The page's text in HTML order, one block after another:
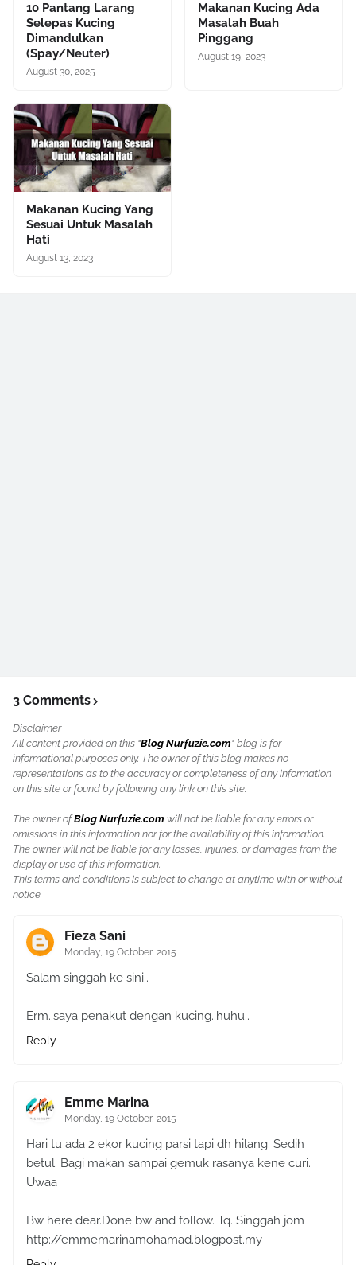
10 Pantang Larang
Selepas Kucing
Dimandulkan
(Spay/Neuter)
August 30, 2025
Makanan Kucing Ada
Masalah Buah
Pinggang
August 19, 2023
Makanan Kucing Yang
Sesuai Untuk Masalah
Hati
August 13, 2023
3 Comments
Disclaimer
All content provided on this "Blog Nurfuzie.com" blog is for
informational purposes only. The owner of this blog makes no
representations as to the accuracy or completeness of any information
on this site or found by following any link on this site.
The owner ofBlog Nurfuzie.com will not be liable for any errors or
omissions in this information nor for the availability of this information.
The owner will not be liable for any losses, injuries, or damages from the
display or use of this information.
This terms and conditions is subject to change at anytime with or without
notice.
Fieza Sani
Monday, 19 October, 2015
Salam singgah ke sini..
Erm..saya penakut dengan kucing..huhu..
Reply
Emme Marina
Monday, 19 October, 2015
Hari tu ada 2 ekor kucing parsi tapi dh hilang. Sedih
betul. Bagi makan sampai gemuk rasanya kene curi.
Uwaa
Bw here dear.Done bw and follow. Tq. Singgah jom
http://emmemarinamohamad.blogpost.my